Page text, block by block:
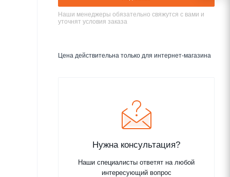
Наши менеджеры обязательно свяжутся с вами и
уточнят условия заказа
Цена действительна только для интернет-магазина
Нужна консультация?
Наши специалисты ответят на любой
интересующий вопрос